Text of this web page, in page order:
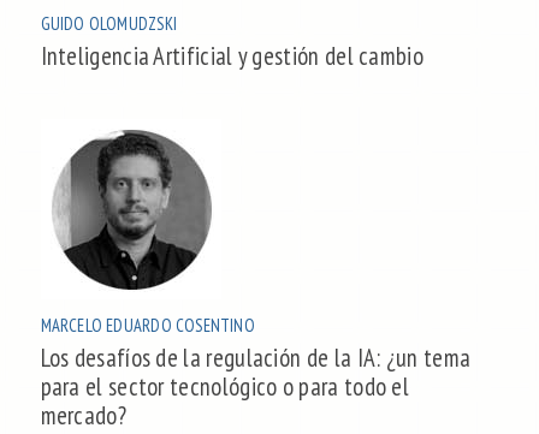
GUIDO OLOMUDZSKI
Inteligencia Artificial y gestión del cambio
MARCELO EDUARDO COSENTINO
Los desafíos de la regulación de la IA: ¿un tema
para el sector tecnológico o para todo el
mercado?